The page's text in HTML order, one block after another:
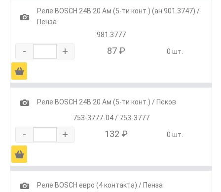
1
Реле BOSCH 24В 20 Ам (5-ти конт.) (ан 901.3747) /
Пенза
981.3777
- + 87 ₽ 0 шт.
Ä
1
Реле BOSCH 24В 20 Ам (5-ти конт.) / Псков
753-3777-04 / 753-3777
- + 132 ₽ 0 шт.
Ä
1
Реле BOSCH евро (4 контакта) / Пенза